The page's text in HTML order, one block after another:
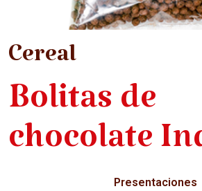
Cereal
Bolitas de
chocolate
Presentaciones